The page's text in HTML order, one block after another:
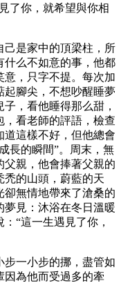
了你，就希望與你相
己是家中的頂梁柱，所
什么不如意的事，他都
意，只字不提。每次加
起腳尖，不想吵醒睡夢
，看他睡得那么甜，
看老師的評語，檢查
道這樣不好，但他總會
長的瞬間”。周末，無
親，他會捧著父親的
禿的山頭，蔚藍的天
卻無情地帶來了滄桑的
見：沐浴在冬日溫暖
“這一生遇見了你，
一小步的挪，盡管如
因為他而受過多的牽